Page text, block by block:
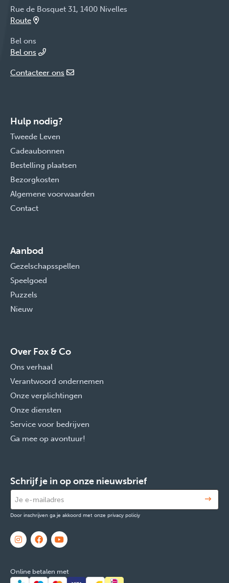
Rue de Bosquet 31, 1400 Nivelles
Route
Bel ons
Bel ons
Contacteer ons
Hulp nodig?
Tweede Leven
Cadeaubonnen
Bestelling plaatsen
Bezorgkosten
Algemene voorwaarden
Contact
Aanbod
Gezelschapsspellen
Speelgoed
Puzzels
Nieuw
Over Fox & Co
Ons verhaal
Verantwoord ondernemen
Onze verplichtingen
Onze diensten
Service voor bedrijven
Ga mee op avontuur!
Schrijf je in op onze nieuwsbrief
Door inschrijven ga je akkoord met onze privacy policiy
Online betalen met